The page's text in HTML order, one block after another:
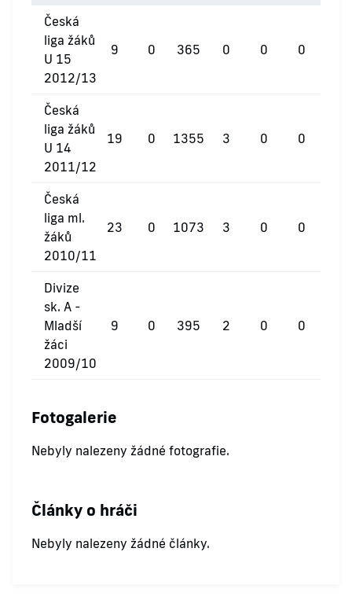
Česká
liga žáků
U 15
2012/13
9 0 365 0 0 0
Česká
liga žáků
U 14
2011/12
19 0 1355 3 0 0
Česká
liga ml.
žáků
2010/11
23 0 1073 3 0 0
Divize
sk. A -
Mladší
žáci
2009/10
9 0 395 2 0 0
Fotogalerie
Nebyly nalezeny žádné fotografie.
Články o hráči
Nebyly nalezeny žádné články.